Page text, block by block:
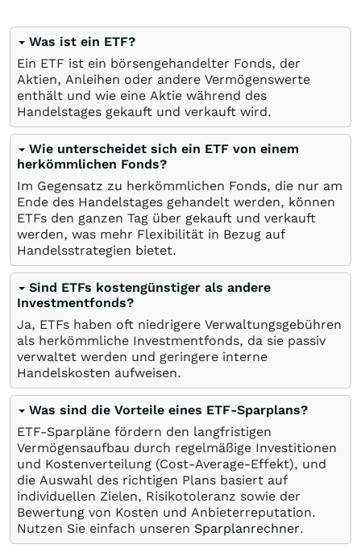
Was ist ein ETF?
Ein ETF ist ein börsengehandelter Fonds, der
Aktien, Anleihen oder andere Vermögenswerte
enthält und wie eine Aktie während des
Handelstages gekauft und verkauft wird.
Wie unterscheidet sich ein ETF von einem
herkömmlichen Fonds?
Im Gegensatz zu herkömmlichen Fonds, die nur am
Ende des Handelstages gehandelt werden, können
ETFs den ganzen Tag über gekauft und verkauft
werden, was mehr Flexibilität in Bezug auf
Handelsstrategien bietet.
Sind ETFs kostengünstiger als andere
Investmentfonds?
Ja, ETFs haben oft niedrigere Verwaltungsgebühren
als herkömmliche Investmentfonds, da sie passiv
verwaltet werden und geringere interne
Handelskosten aufweisen.
Was sind die Vorteile eines ETF-Sparplans?
ETF-Sparpläne fördern den langfristigen
Vermögensaufbau durch regelmäßige Investitionen
und Kostenverteilung (Cost-Average-Effekt), und
die Auswahl des richtigen Plans basiert auf
individuellen Zielen, Risikotoleranz sowie der
Bewertung von Kosten und Anbieterreputation.
Nutzen Sie einfach unseren Sparplanrechner.